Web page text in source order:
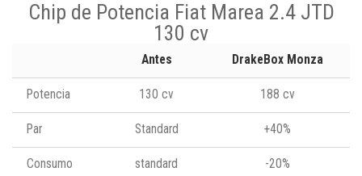
Chip de Potencia Fiat Marea 2.4 JTD
130 cv
Antes DrakeBox Monza
Potencia 130 cv 188 cv
Par Standard +40%
Consumo standard -20%